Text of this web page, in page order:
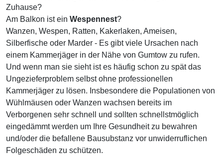
Zuhause?
Am Balkon ist ein Wespennest?
Wanzen, Wespen, Ratten, Kakerlaken, Ameisen,
Silberfische oder Marder - Es gibt viele Ursachen nach
einem Kammerjäger in der Nähe von Gumtow zu rufen.
Und wenn man sie sieht ist es häufig schon zu spät das
Ungezieferproblem selbst ohne professionellen
Kammerjäger zu lösen. Insbesondere die Populationen von
Wühlmäusen oder Wanzen wachsen bereits im
Verborgenen sehr schnell und sollten schnellstmöglich
eingedämmt werden um Ihre Gesundheit zu bewahren
und/oder die befallene Bausubstanz vor unwiderruflichen
Folgeschäden zu schützen.